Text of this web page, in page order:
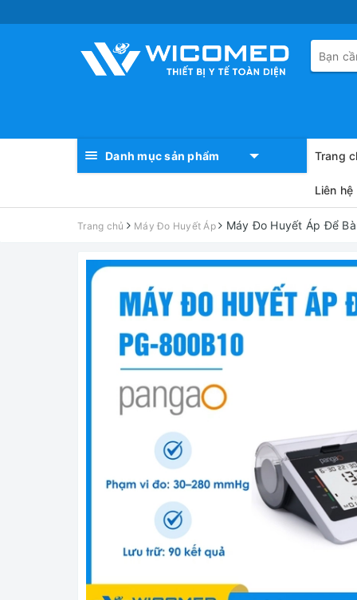
Danh mục sản phẩm Trang
Liên hệ
Trang chủ Máy Đo Huyết Áp Máy Đo Huyết Áp Để